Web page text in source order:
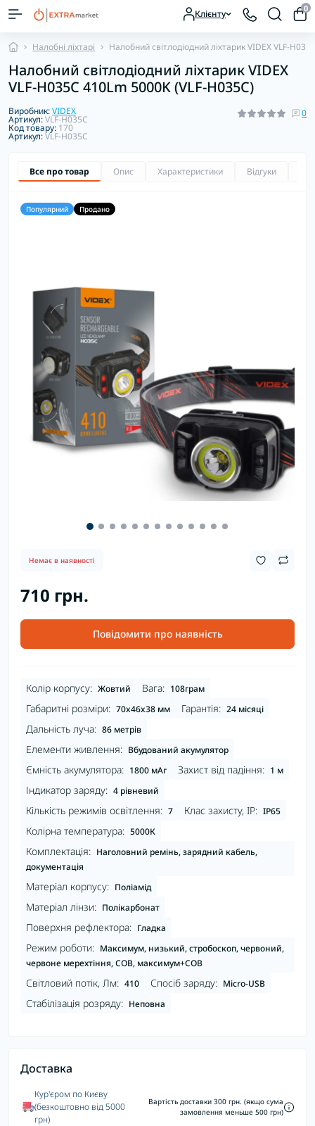
Клієнту 0
Налобні ліхтарі Налобний світлодіодний ліхтарик VIDEX VLF-
Налобний світлодіодний ліхтарик VIDEX
VLF-H035C 410Lm 5000K (VLF-H035C)
Виробник:VIDEX
Артикул:VLF-H035C
Код товару: 170
Артикул:VLF-H035C
0
Все про товар Опис Характеристики Відгуки
Популярний Продано
Немає в наявності
710 грн.
Повідомити про наявність
Колір корпусу: Жовтий Вага: 108грам
Габаритні розміри: 70x46x38 мм Гарантія: 24 місяці
Дальність луча: 86 метрів
Елементи живлення: Вбудований акумулятор
Ємність акумулятора: 1800 мАг Захист від падіння: 1 м
Індикатор заряду: 4 рівневий
Кількість режимів освітлення: 7 Клас захисту, IP: IP65
Колірна температура: 5000К
Комплектація: Наголовний ремінь, зарядний кабель,
документація
Матеріал корпусу: Поліамід
Матеріал лінзи: Полікарбонат
Поверхня рефлектора: Гладка
Режим роботи: Максимум, низький, стробоскоп, червоний,
червоне мерехтіння, COB, максимум+COB
Світловий потік, Лм: 410 Спосіб заряду: Micro-USB
Стабілізація розряду: Неповна
Доставка
Кур'єром по Києву
(безкоштовно від 5000
грн)
Вартість доставки 300 грн. (якщо сума
замовлення меньше 500 грн)